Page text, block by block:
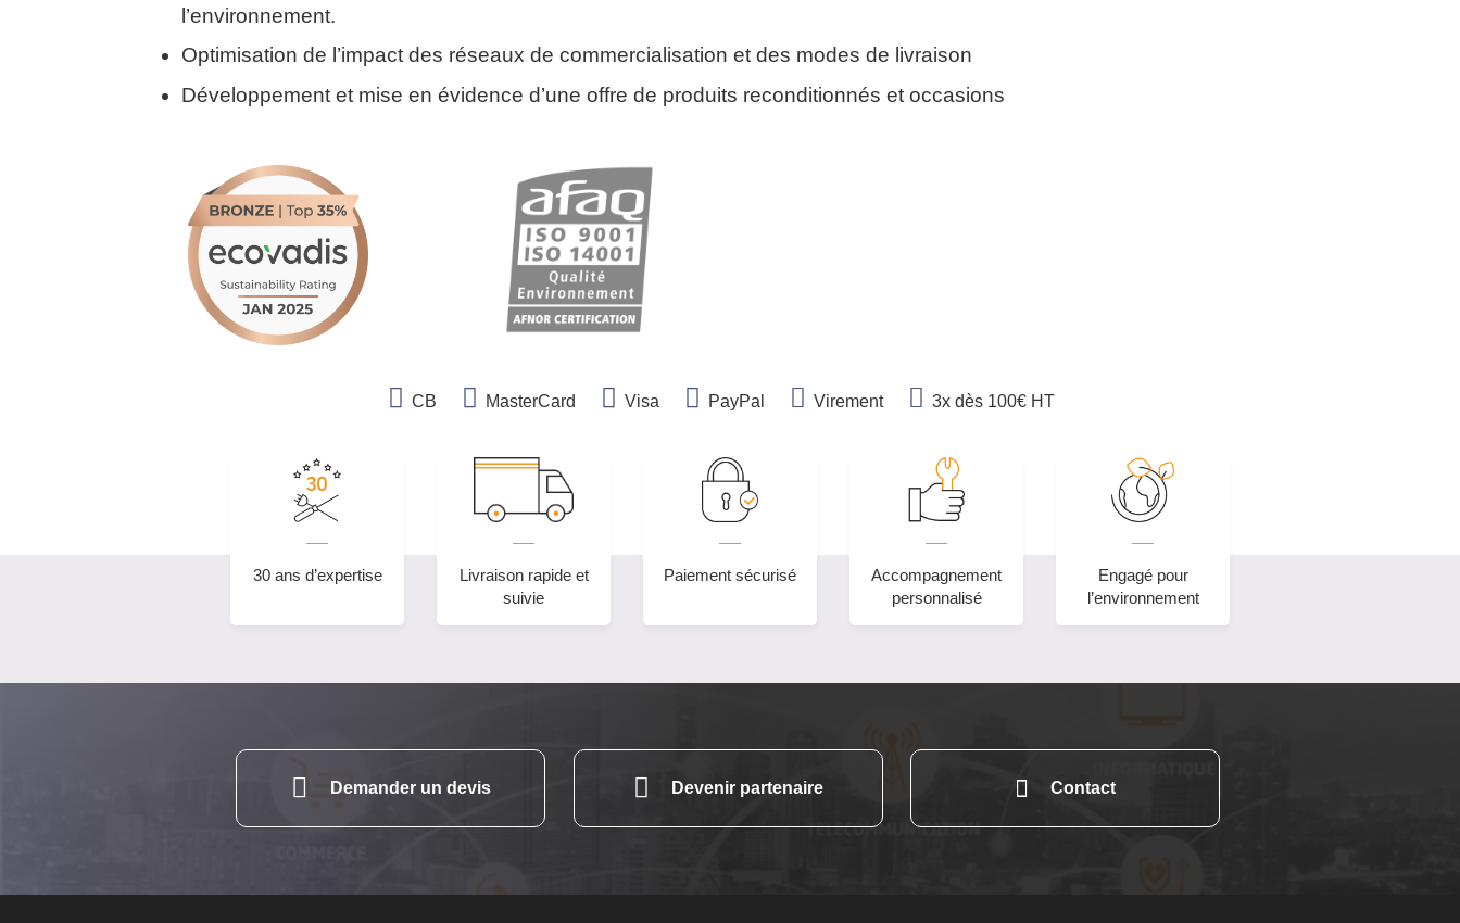
l’environnement.
Optimisation de l’impact des réseaux de commercialisation et des modes de livraison
Développement et mise en évidence d’une offre de produits reconditionnés et occasions
CB MasterCard Visa PayPal Virement 3x dès 100€ HT
30 ans d’expertise
Livraison rapide et
suivie
Paiement sécurisé
Accompagnement
personnalisé
Engagé pour
l’environnement
Demander un devis Devenir partenaire Contact